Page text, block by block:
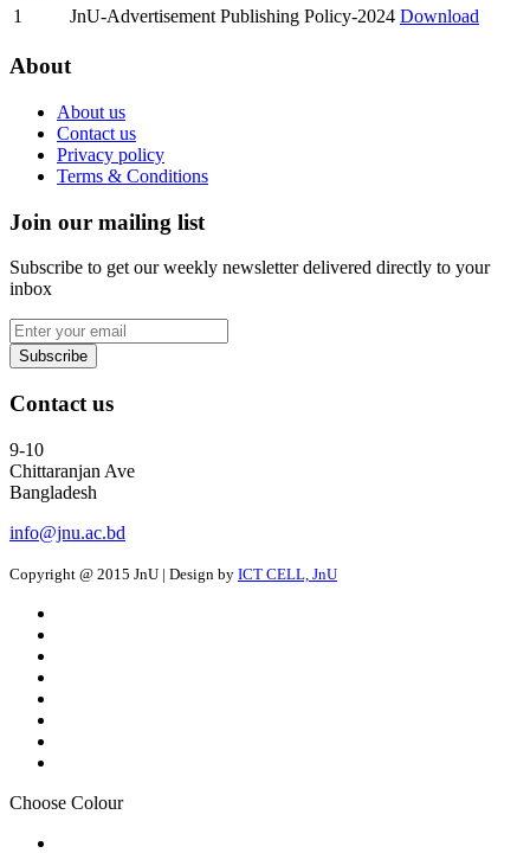
1
JnU-Advertisement Publishing Policy-2024 Download
About
About us
Contact us
Privacy policy
Terms & Conditions
Join our mailing list
Subscribe to get our weekly newsletter delivered directly to your
inbox
Contact us
9-10
Chittaranjan Ave
Bangladesh
info@jnu.ac.bd
Copyright @ 2015 JnU | Design by ICT CELL, JnU
Choose Colour